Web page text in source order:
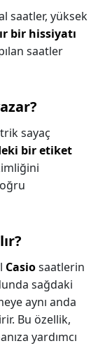
saatler, yüksek
bir hissiyatı
saatler
sayaç
bir etiket
Casiosaatlerin
sağdaki
aynı anda
Bu özellik,
yardımcı